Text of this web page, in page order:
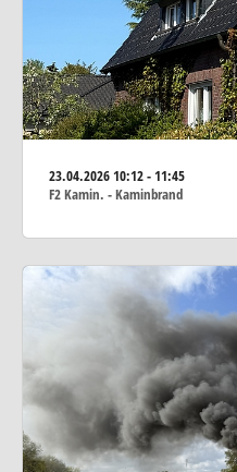
23.04.202610:12 - 11:45
F2 Kamin. - Kaminbrand